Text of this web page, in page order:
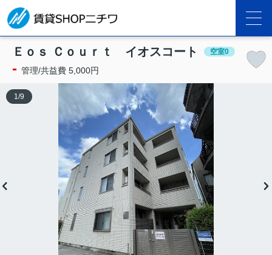
Ｅｏｓ Ｃｏｕｒｔ イオスコート 空室0
- 管理/共益費 5,000円
1 /9